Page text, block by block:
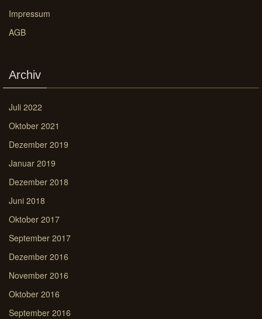
Impressum
AGB
Archiv
Juli 2022
Oktober 2021
Dezember 2019
Januar 2019
Dezember 2018
Juni 2018
Oktober 2017
September 2017
Dezember 2016
November 2016
Oktober 2016
September 2016